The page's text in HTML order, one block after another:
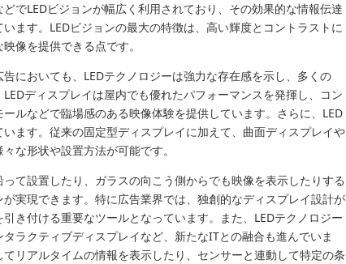
でLEDビジョンが幅広く利用されており、その効果的な情報伝達
ます。LEDビジョンの最大の特徴は、高い輝度とコントラストに
像を提供できる点です。
においても、LEDテクノロジーは強力な存在感を示し、多くの
ディスプレイは屋内でも優れたパフォーマンスを発揮し、コン
ルなどで臨場感のある映像体験を提供しています。さらに、LED
ます。従来の固定型ディスプレイに加えて、曲面ディスプレイや
な形状や設置方法が可能です。
て設置したり、ガラスの向こう側からでも映像を表示したりする
実現できます。特に広告業界では、独創的なディスプレイ設計が
き付ける重要なツールとなっています。また、LEDテクノロジー
ラクティブディスプレイなど、新たなITとの融合も進んでいま
リアルタイムの情報を表示したり、センサーと連動して特定の条